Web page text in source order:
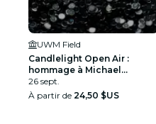
UWM Field
Candlelight Open Air :
hommage à Michael
Jackson
26 sept.
À partir de 24,50 $US